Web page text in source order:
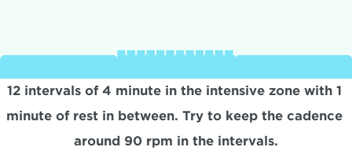
12 intervals of 4 minute in the intensive zone with 1
minute of rest in between. Try to keep the cadence
around 90 rpm in the intervals.